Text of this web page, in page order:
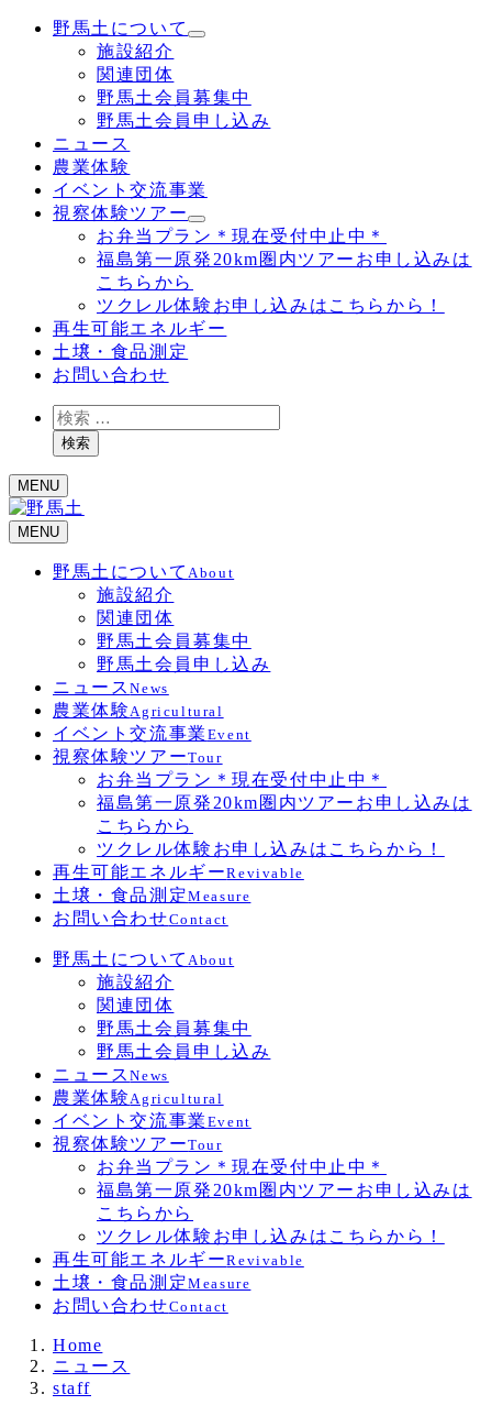
野馬土について
施設紹介
関連団体
野馬土会員募集中
野馬土会員申し込み
ニュース
農業体験
イベント交流事業
視察体験ツアー
お弁当プラン＊現在受付中止中＊
福島第一原発20km圏内ツアーお申し込みは
こちらから
ツクレル体験お申し込みはこちらから！
再生可能エネルギー
土壌・食品測定
お問い合わせ
検
索検索
MENU
MENU
野馬土について About
施設紹介
関連団体
野馬土会員募集中
野馬土会員申し込み
ニュースNews
農業体験Agricultural
イベント交流事業 Event
視察体験ツアーTour
お弁当プラン＊現在受付中止中＊
福島第一原発20km圏内ツアーお申し込みは
こちらから
ツクレル体験お申し込みはこちらから！
再生可能エネルギーRevivable
土壌・食品測定Measure
お問い合わせContact
野馬土について About
施設紹介
関連団体
野馬土会員募集中
野馬土会員申し込み
ニュースNews
農業体験Agricultural
イベント交流事業 Event
視察体験ツアーTour
お弁当プラン＊現在受付中止中＊
福島第一原発20km圏内ツアーお申し込みは
こちらから
ツクレル体験お申し込みはこちらから！
再生可能エネルギーRevivable
土壌・食品測定Measure
お問い合わせContact
Home
ニュース
staff